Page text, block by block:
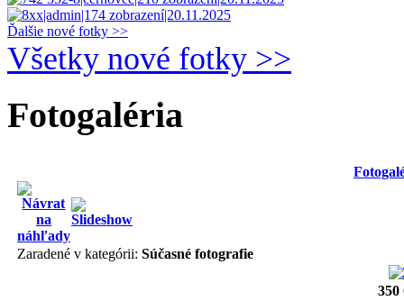
Ďalšie nové fotky >>
Všetky nové fotky >>
Fotogaléria
Zaradené v kategórii: Súčasné fotografie
350